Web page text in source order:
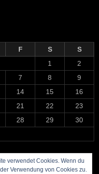
F S
S
1
2
7 8
9
14 15
16
21 22
23
28 29
30
verwendet Cookies. Wenn du
Verwendung von Cookies zu.